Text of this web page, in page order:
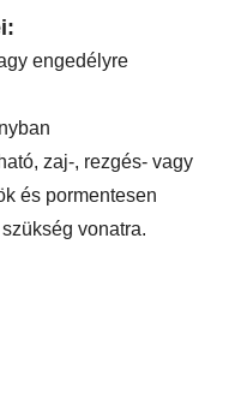
engedélyre
zaj-, rezgés- vagy
és pormentesen
vonatra.